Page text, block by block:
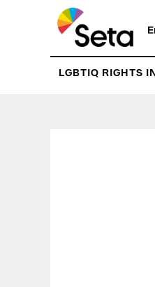
pääsisältöön
LGBTIQ RIGHTS